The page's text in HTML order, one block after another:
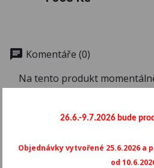
chat Komentáře (0)
Na tento produkt
Zákazníci, kteří si
26.6.-9.7.2026 bude
Objednávky vytvořené 25.6.2026 a
od